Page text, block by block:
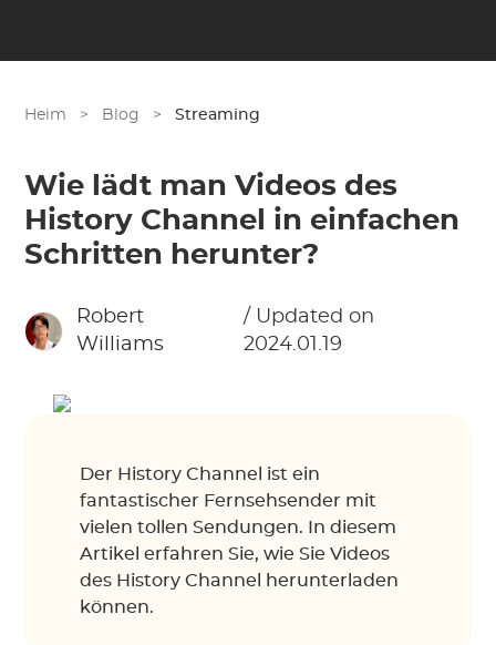
Heim > Blog > Streaming
Wie lädt man Videos des
History Channel in einfachen
Schritten herunter?
Robert
Williams
/ Updated on
2024.01.19
Der History Channel ist ein
fantastischer Fernsehsender mit
vielen tollen Sendungen. In diesem
Artikel erfahren Sie, wie Sie Videos
des History Channel herunterladen
können.